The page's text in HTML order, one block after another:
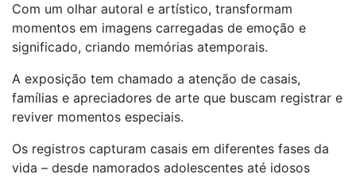
Com um olhar autoral e artístico, transformam
momentos em imagens carregadas de emoção e
significado, criando memórias atemporais.
A exposição tem chamado a atenção de casais,
famílias e apreciadores de arte que buscam registrar e
reviver momentos especiais.
Os registros capturam casais em diferentes fases da
vida – desde namorados adolescentes até idosos